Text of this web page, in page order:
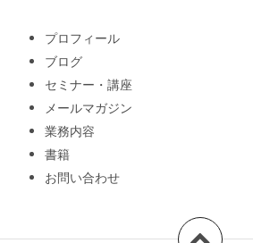
プロフィール
ブログ
セミナー・講座
メールマガジン
業務内容
書籍
お問い合わせ